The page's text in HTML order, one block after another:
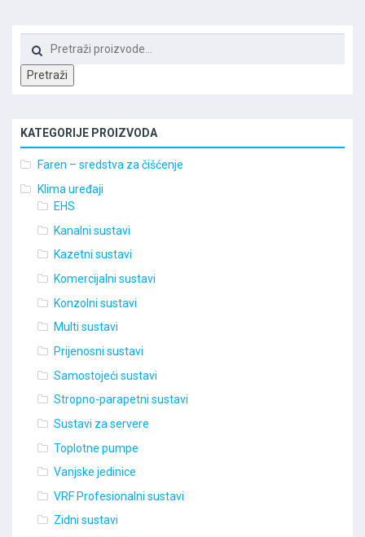
Pretraži
KATEGORIJE PROIZVODA
Faren – sredstva za čišćenje
Klima uređaji
EHS
Kanalni sustavi
Kazetni sustavi
Komercijalni sustavi
Konzolni sustavi
Multi sustavi
Prijenosni sustavi
Samostojeći sustavi
Stropno-parapetni sustavi
Sustavi za servere
Toplotne pumpe
Vanjske jedinice
VRF Profesionalni sustavi
Zidni sustavi